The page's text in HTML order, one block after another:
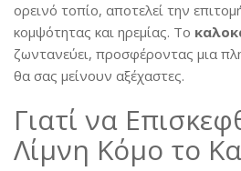
ορεινό τοπίο, αποτελεί την
κομψότητας και ηρεμίας. Το
ζωντανεύει, προσφέροντας μια
θα σας μείνουν αξέχαστες.
Γιατί να
Λίμνη Κόμο το